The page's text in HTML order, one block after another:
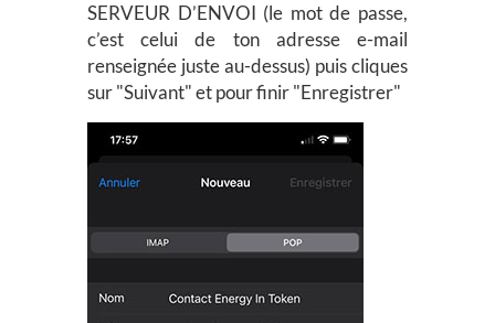
SERVEUR D’ENVOI (le mot de passe,
c’est celui de ton adresse e-mail
renseignée juste au-dessus) puis cliques
sur "Suivant" et pour finir "Enregistrer"